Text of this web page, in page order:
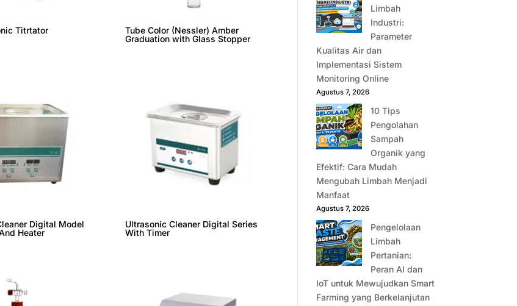
Titrtator
Tube Color (Nessler) Amber
Graduation with Glass Stopper
Digital Model
Heater
Ultrasonic Cleaner Digital Series
With Timer
Limbah
Industri:
Parameter
Kualitas Air dan
Implementasi Sistem
Monitoring Online
Agustus 7, 2026
10 Tips
Pengolahan
Sampah
Organik yang
Efektif: Cara Mudah
Mengubah Limbah Menjadi
Manfaat
Agustus 7, 2026
Pengelolaan
Limbah
Pertanian:
Peran AI dan
IoT untuk Mewujudkan Smart
Farming yang Berkelanjutan